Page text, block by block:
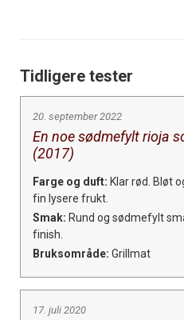
Tidligere tester
20. september 2022
En noe sødmefylt rioja
(2017)
Farge og duft: Klar rød. Bløt
fin lysere frukt.
Smak: Rund og sødmefylt
finish.
Bruksområde: Grillmat
17. juli 2020